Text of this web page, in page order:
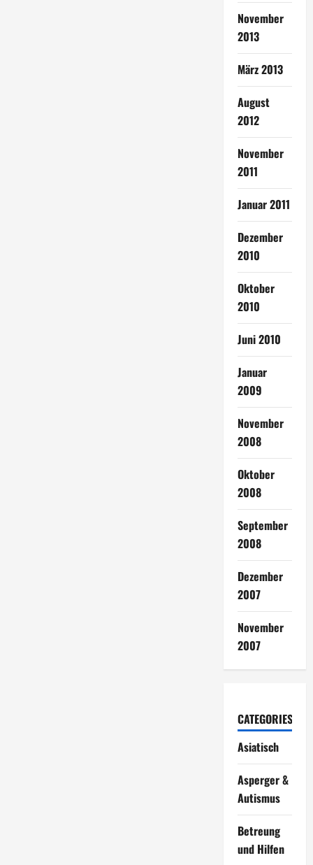
November
2013
März 2013
August
2012
November
2011
Januar 2011
Dezember
2010
Oktober
2010
Juni 2010
Januar
2009
November
2008
Oktober
2008
September
2008
Dezember
2007
November
2007
CATEGORIES
Asiatisch
Asperger &
Autismus
Betreung
und Hilfen